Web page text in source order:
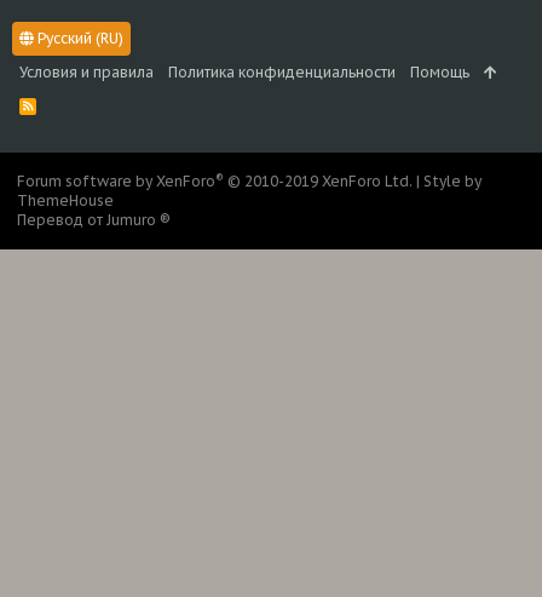
Русский (RU)
Условия и правила
Политика конфиденциальности Помощь
R
S
Forum software by XenForo® © 2010-2019 XenForo Ltd. | Style by
ThemeHouse
Перевод от Jumuro ®